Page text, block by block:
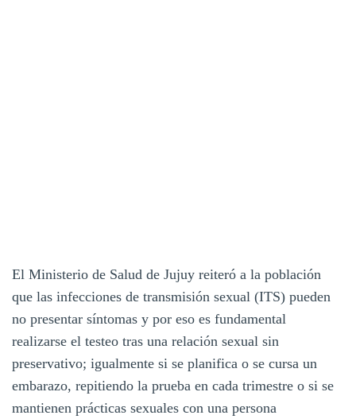
El Ministerio de Salud de Jujuy reiteró a la población
que las infecciones de transmisión sexual (ITS) pueden
no presentar síntomas y por eso es fundamental
realizarse el testeo tras una relación sexual sin
preservativo; igualmente si se planifica o se cursa un
embarazo, repitiendo la prueba en cada trimestre o si se
mantienen prácticas sexuales con una persona